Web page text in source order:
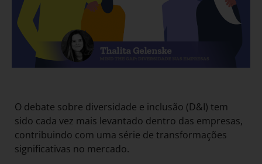
O debate sobre diversidade e inclusão (D&I) tem
sido cada vez mais levantado dentro das empresas,
contribuindo com uma série de transformações
significativas no mercado.